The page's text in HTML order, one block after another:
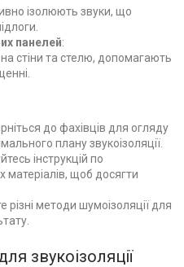
ізолюють звуки, що
панелей:
стіни та стелю, допомагають
до фахівців для огляду
плану звукоізоляції.
інструкцій по
матеріалів, щоб досягти
різні методи шумоізоляції для
звукоізоляції